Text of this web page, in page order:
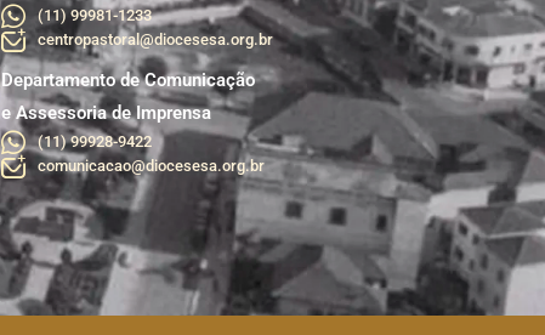
(11) 99981-1233
centropastoral@diocesesa.org.br
Departamento de Comunicação
e Assessoria de Imprensa
(11) 99928-9422
comunicacao@diocesesa.org.br